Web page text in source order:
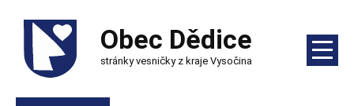
Obec Dědice
stránky vesničky z kraje Vysočina